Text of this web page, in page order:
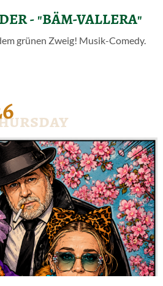
- "BÄM-VALLERA"
grünen Zweig! Musik-Comedy.